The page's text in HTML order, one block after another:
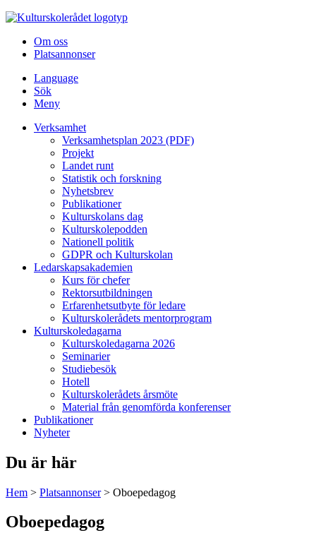
Hoppa till innehållet
Om oss
Platsannonser
Language
Sök
Meny
Verksamhet
Verksamhetsplan 2023 (PDF)
Projekt
Landet runt
Statistik och forskning
Nyhetsbrev
Publikationer
Kulturskolans dag
Kulturskolepodden
Nationell politik
GDPR och Kulturskolan
Ledarskapsakademien
Kurs för chefer
Rektorsutbildningen
Erfarenhetsutbyte för ledare
Kulturskolerådets mentorprogram
Kulturskoledagarna
Kulturskoledagarna 2026
Seminarier
Studiebesök
Hotell
Kulturskolerådets årsmöte
Material från genomförda konferenser
Publikationer
Nyheter
Du är här
Hem > Platsannonser> Oboepedagog
Oboepedagog